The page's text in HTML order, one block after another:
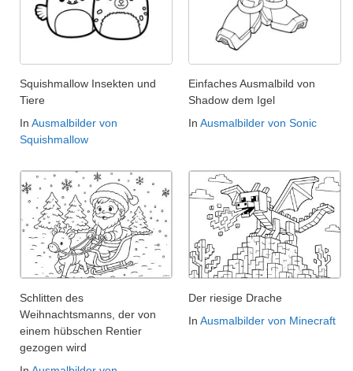
Squishmallow Insekten und
Tiere
In Ausmalbilder von
Squishmallow
Einfaches Ausmalbild von
Shadow dem Igel
In Ausmalbilder von Sonic
Schlitten des
Weihnachtsmanns, der von
einem hübschen Rentier
gezogen wird
Der riesige Drache
In Ausmalbilder von Minecraft